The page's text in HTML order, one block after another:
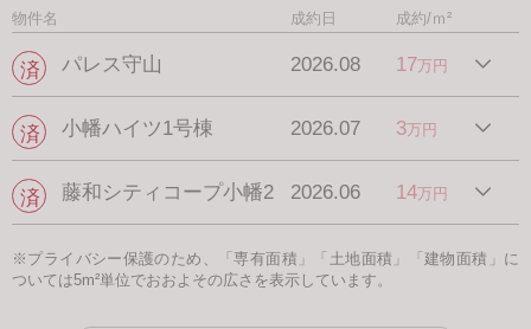
物件名 成約日 成約/ｍ²
パレス守山 2026.08 17万円
小幡ハイツ1号棟 2026.07 3万円
藤和シティコープ小幡2 2026.06 14万円
※プライバシー保護のため、「専有面積」「土地面積」「建物面積」に
ついては5m²単位でおおよその広さを表示しています。